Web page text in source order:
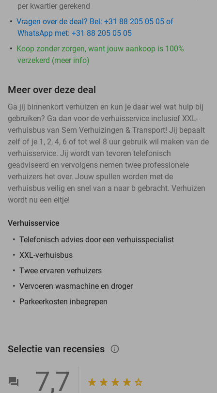
per kwartier gerekend
Vragen over de deal? Bel: +31 88 205 05 05 of
WhatsApp met: +31 88 205 05 05
Koop zonder zorgen, want jouw aankoop is 100%
verzekerd (meer info)
Meer over deze deal
Ga jij binnenkort verhuizen en kun je daar wel wat hulp bij
gebruiken? Ga dan voor de verhuisservice inclusief XXL-
verhuisbus van Sem Verhuizingen & Transport! Jij bepaalt
zelf of je 1, 2, 4, 6 of tot wel 8 uur gebruik wil maken van de
verhuisservice. Jij wordt van tevoren telefonisch
geadviseerd en vervolgens nemen twee professionele
verhuizers het over. Jouw spullen worden met de
verhuisbus veilig en snel van a naar b gebracht. Verhuizen
wordt nu een eitje!
Verhuisservice
Telefonisch advies door een verhuisspecialist
XXL-verhuisbus
Twee ervaren verhuizers
Vervoeren wasmachine en droger
Parkeerkosten inbegrepen
Selectie van recensies info_outlined
7,7